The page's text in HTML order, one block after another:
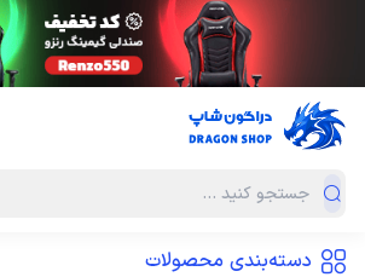
دسته‌بندی محصولات